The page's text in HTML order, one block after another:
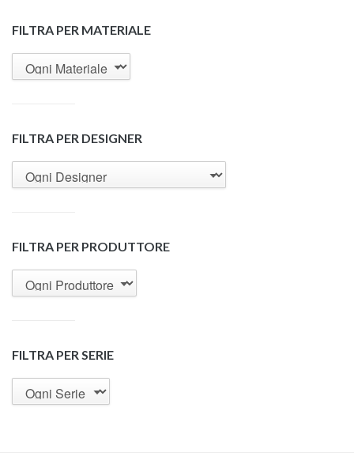
FILTRA PER MATERIALE
FILTRA PER DESIGNER
FILTRA PER PRODUTTORE
FILTRA PER SERIE